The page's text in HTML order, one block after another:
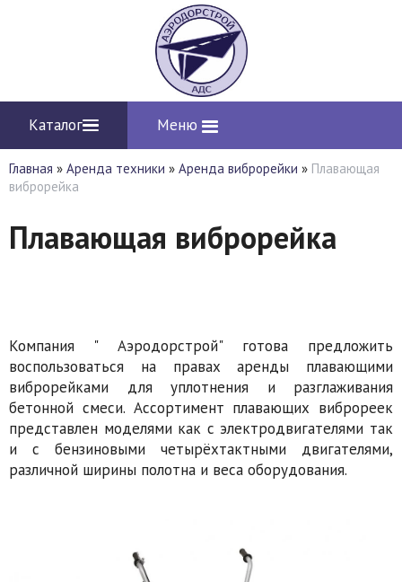
Каталог Меню
Главная » Аренда техники » Аренда виброрейки » Плавающая
виброрейка
Плавающая виброрейка
Компания " Аэродорстрой" готова предложить
воспользоваться на правах аренды плавающими
виброрейками для уплотнения и разглаживания
бетонной смеси. Ассортимент плавающих виброреек
представлен моделями как с электродвигателями так
и с бензиновыми четырёхтактными двигателями,
различной ширины полотна и веса оборудования.